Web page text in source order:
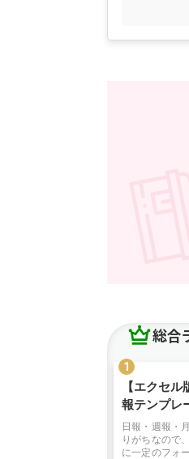
総合
【エクセ
報テンプレ
日報・週報・
りがちなので
に一定のフォ